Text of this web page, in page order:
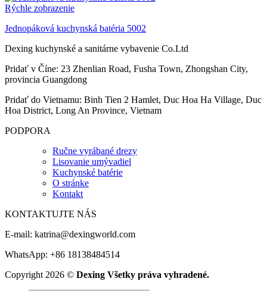
Rýchle zobrazenie
Jednopáková kuchynská batéria 5002
Dexing kuchynské a sanitárne vybavenie Co.Ltd
Pridať v Číne: 23 Zhenlian Road, Fusha Town, Zhongshan City,
provincia Guangdong
Pridať do Vietnamu: Binh Tien 2 Hamlet, Duc Hoa Ha Village, Duc
Hoa District, Long An Province, Vietnam
PODPORA
Ručne vyrábané drezy
Lisovanie umývadiel
Kuchynské batérie
O stránke
Kontakt
KONTAKTUJTE NÁS
E-mail: katrina@dexingworld.com
WhatsApp: +86 18138484514
Copyright 2026 © Dexing Všetky práva vyhradené.